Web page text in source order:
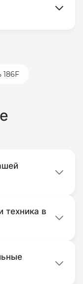
186F
техника в